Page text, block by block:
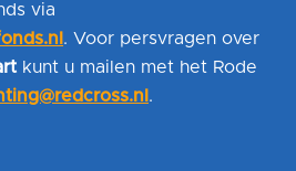
via
. Voor persvragen over
kunt u mailen met het Rode
.